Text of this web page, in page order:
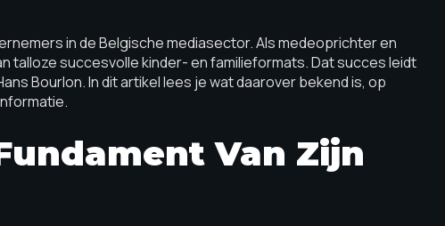
in de Belgische mediasector. Als medeoprichter en
talloze succesvolle kinder- en familieformats. Dat succes leidt
Bourlon. In dit artikel lees je wat daarover bekend is, op
Van Zijn